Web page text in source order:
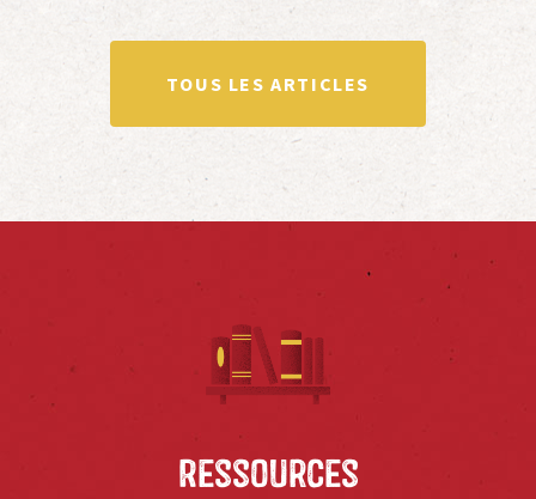
TOUS LES ARTICLES
Ressources